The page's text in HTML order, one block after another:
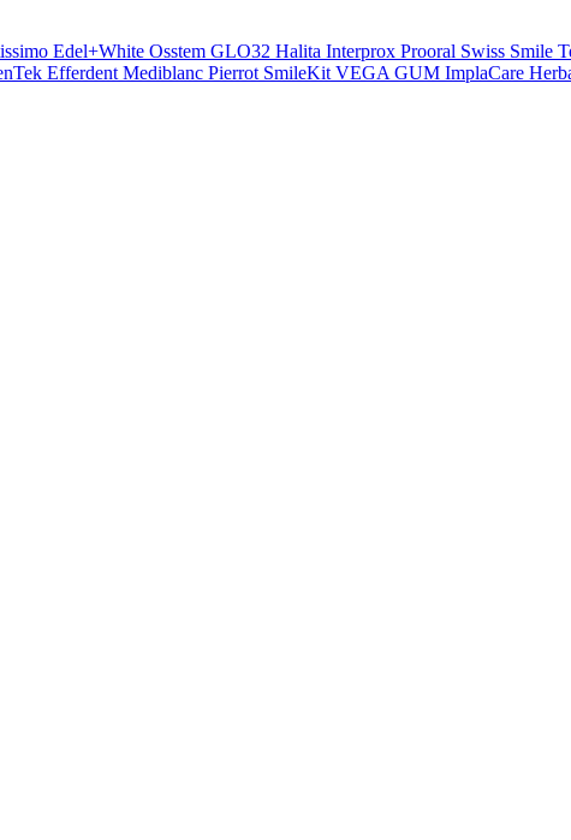
Edel+White Osstem GLO32 Halita Interprox Prooral Swiss Smile
Efferdent Mediblanc Pierrot SmileKit VEGA GUM ImplaCare